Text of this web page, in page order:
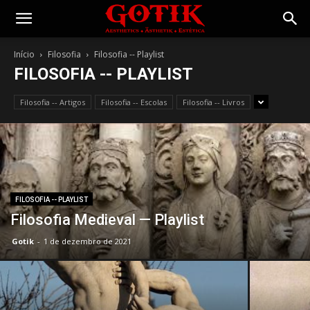
Gotik
Início Filosofia Filosofia -- Playlist
FILOSOFIA -- PLAYLIST
Filosofia -- Artigos Filosofia -- Escolas Filosofia -- Livros
FILOSOFIA -- PLAYLIST
Filosofia Medieval — Playlist
Gotik - 1 de dezembro de 2021